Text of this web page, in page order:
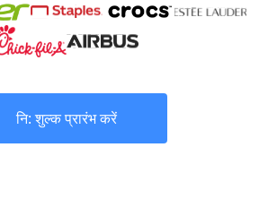
नि: शुल्क प्रारंभ करें